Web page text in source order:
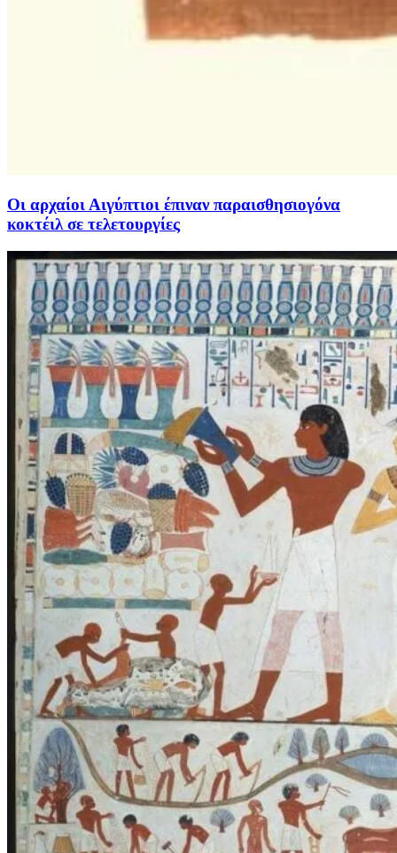
Οι αρχαίοι Αιγύπτιοι έπιναν παραισθησιογόνα
κοκτέιλ σε τελετουργίες